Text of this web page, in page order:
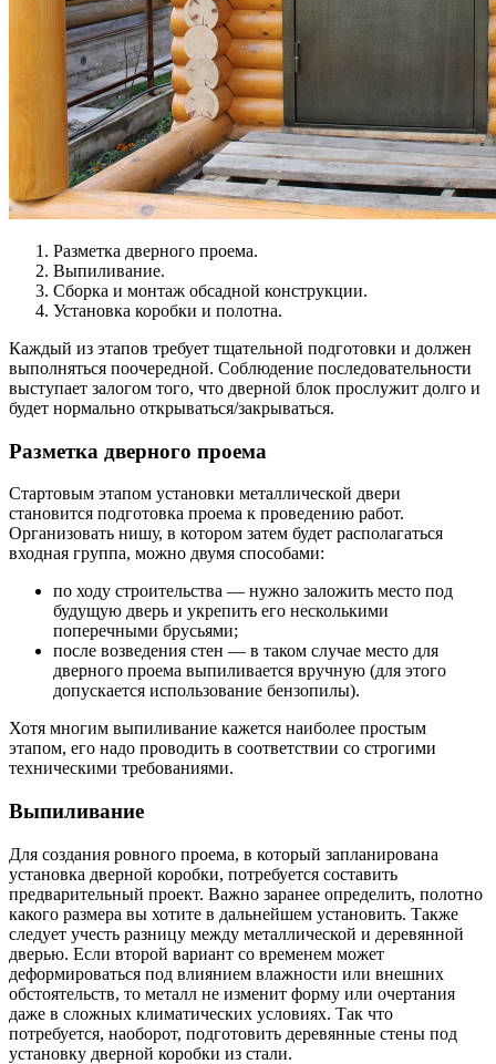
Разметка дверного проема.
Выпиливание.
Сборка и монтаж обсадной конструкции.
Установка коробки и полотна.
Каждый из этапов требует тщательной подготовки и должен
выполняться поочередной. Соблюдение последовательности
выступает залогом того, что дверной блок прослужит долго и
будет нормально открываться/закрываться.
Разметка дверного проема
Стартовым этапом установки металлической двери
становится подготовка проема к проведению работ.
Организовать нишу, в котором затем будет располагаться
входная группа, можно двумя способами:
по ходу строительства — нужно заложить место под
будущую дверь и укрепить его несколькими
поперечными брусьями;
после возведения стен — в таком случае место для
дверного проема выпиливается вручную (для этого
допускается использование бензопилы).
Хотя многим выпиливание кажется наиболее простым
этапом, его надо проводить в соответствии со строгими
техническими требованиями.
Выпиливание
Для создания ровного проема, в который запланирована
установка дверной коробки, потребуется составить
предварительный проект. Важно заранее определить, полотно
какого размера вы хотите в дальнейшем установить. Также
следует учесть разницу между металлической и деревянной
дверью. Если второй вариант со временем может
деформироваться под влиянием влажности или внешних
обстоятельств, то металл не изменит форму или очертания
даже в сложных климатических условиях. Так что
потребуется, наоборот, подготовить деревянные стены под
установку дверной коробки из стали.